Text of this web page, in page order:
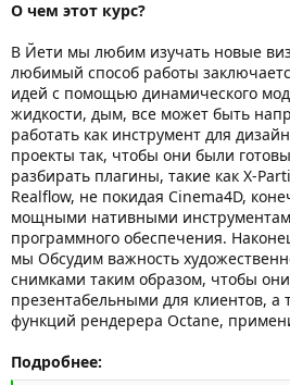
О чем этот курс?
В Йети мы любим изучать новые
любимый способ работы
идей с помощью динамического
жидкости, дым, все может быть
работать как инструмент для
проекты так, чтобы они были
разбирать плагины, такие как X-
Realflow, не покидая Cinema4D,
мощными нативными
программного обеспечения.
мы Обсудим важность
снимками таким образом, чтобы
презентабельными для клиентов, а
функций рендерера Octane,
Подробнее: